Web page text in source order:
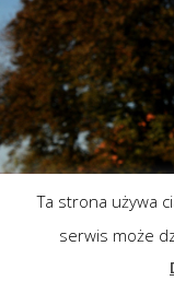
Ta strona używa
serwis może